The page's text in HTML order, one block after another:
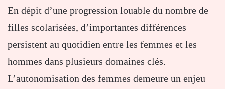
En dépit d’une progression louable du nombre de
filles scolarisées, d’importantes différences
persistent au quotidien entre les femmes et les
hommes dans plusieurs domaines clés.
L’autonomisation des femmes demeure un enjeu